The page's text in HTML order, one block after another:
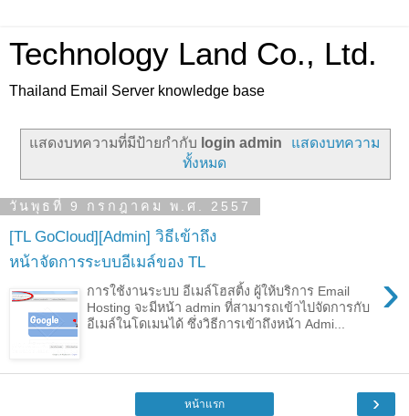
Technology Land Co., Ltd.
Thailand Email Server knowledge base
แสดงบทความที่มีป้ายกำกับ login admin
แสดงบทความ
ทั้งหมด
วันพุธที่ 9 กรกฎาคม พ.ศ. 2557
[TL GoCloud][Admin] วิธีเข้าถึง
หน้าจัดการระบบอีเมล์ของ TL
›
การใช้งานระบบ อีเมล์โฮสติ้ง ผู้ให้บริการ Email
Hosting จะมีหน้า admin ที่สามารถเข้าไปจัดการกับ
อีเมล์ในโดเมนได้ ซึ่งวิธีการเข้าถึงหน้า Admi...
›
หน้าแรก